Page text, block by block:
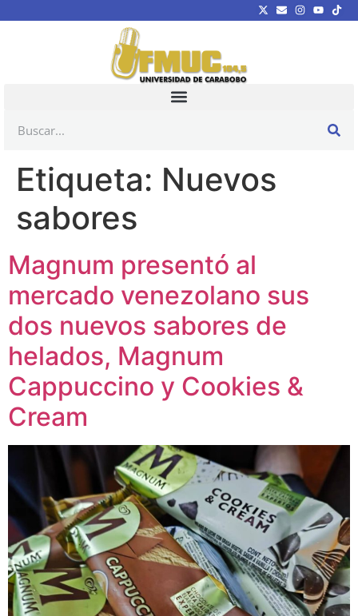
Etiqueta: Nuevos
sabores
Magnum presentó al
mercado venezolano sus
dos nuevos sabores de
helados, Magnum
Cappuccino y Cookies &
Cream